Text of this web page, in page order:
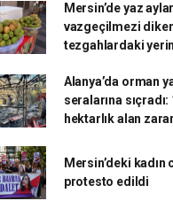
Mersin’de yaz
vazgeçilmezi
tezgahlardaki
Alanya’da orman
seralarına sıçradı:
hektarlık alan
Mersin’deki kadın
protesto edildi